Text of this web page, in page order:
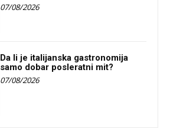
07/08/2026
Da li je italijanska gastronomija
samo dobar posleratni mit?
07/08/2026